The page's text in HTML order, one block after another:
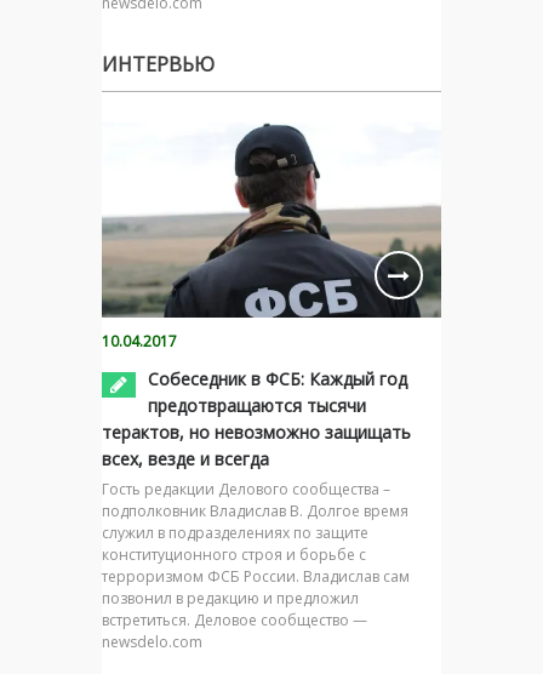
ИНТЕРВЬЮ
10.04.2017
Собеседник в ФСБ: Каждый год
предотвращаются тысячи
терактов, но невозможно защищать
всех, везде и всегда
Гость редакции Делового сообщества –
подполковник Владислав В. Долгое время
служил в подразделениях по защите
конституционного строя и борьбе с
терроризмом ФСБ России. Владислав сам
позвонил в редакцию и предложил
встретиться. Деловое сообщество —
newsdelo.com